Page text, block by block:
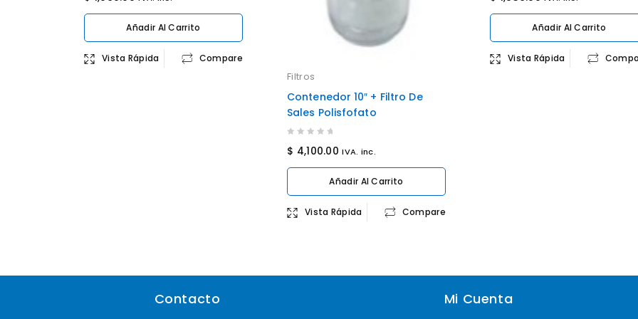
out
of
Añadir Al Carrito
Compare
Vista Rápida
Filtros
Contenedor 10″ + Filtro De
Sales Polisfofato
out
of
$ 4,100.00 IVA. inc.
Añadir Al Carrito
Compare
Vista Rápida
out
of
Añadir Al Carrito
Vista Rápida
Contacto Mi Cuenta